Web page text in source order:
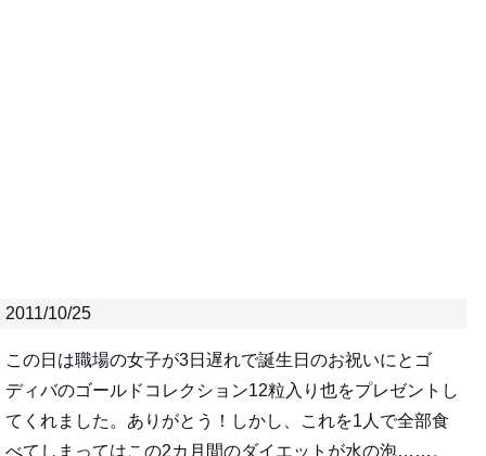
2011/10/25
この日は職場の女子が3日遅れで誕生日のお祝いにとゴ
ディバのゴールドコレクション12粒入り也をプレゼントし
てくれました。ありがとう！しかし、これを1人で全部食
べてしまってはこの2カ月間のダイエットが水の泡……。